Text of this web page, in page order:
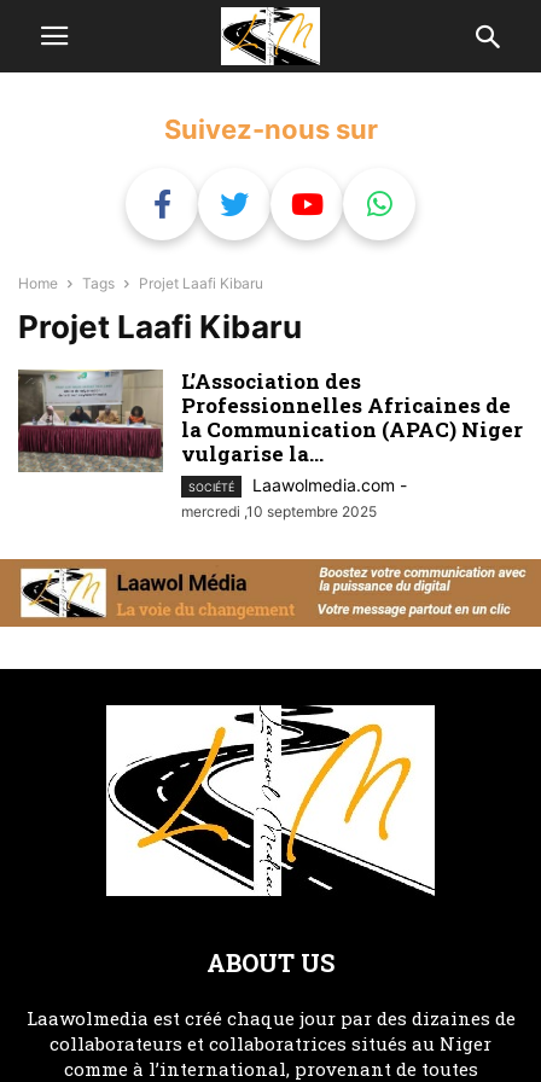
Suivez-nous sur
Home Tags Projet Laafi Kibaru
Projet Laafi Kibaru
L’Association des
Professionnelles Africaines de
la Communication (APAC) Niger
vulgarise la...
SOCIÉTÉ Laawolmedia.com -
mercredi ,10 septembre 2025
ABOUT US
Laawolmedia est créé chaque jour par des dizaines de
collaborateurs et collaboratrices situés au Niger
comme à l’international, provenant de toutes